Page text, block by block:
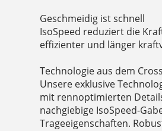
Geschmeidig ist schnell
IsoSpeed reduziert die
effizienter und länger
Technologie aus dem
Unsere exklusive
mit rennoptimierten
nachgiebige IsoSpeed-
Trageeigenschaften.